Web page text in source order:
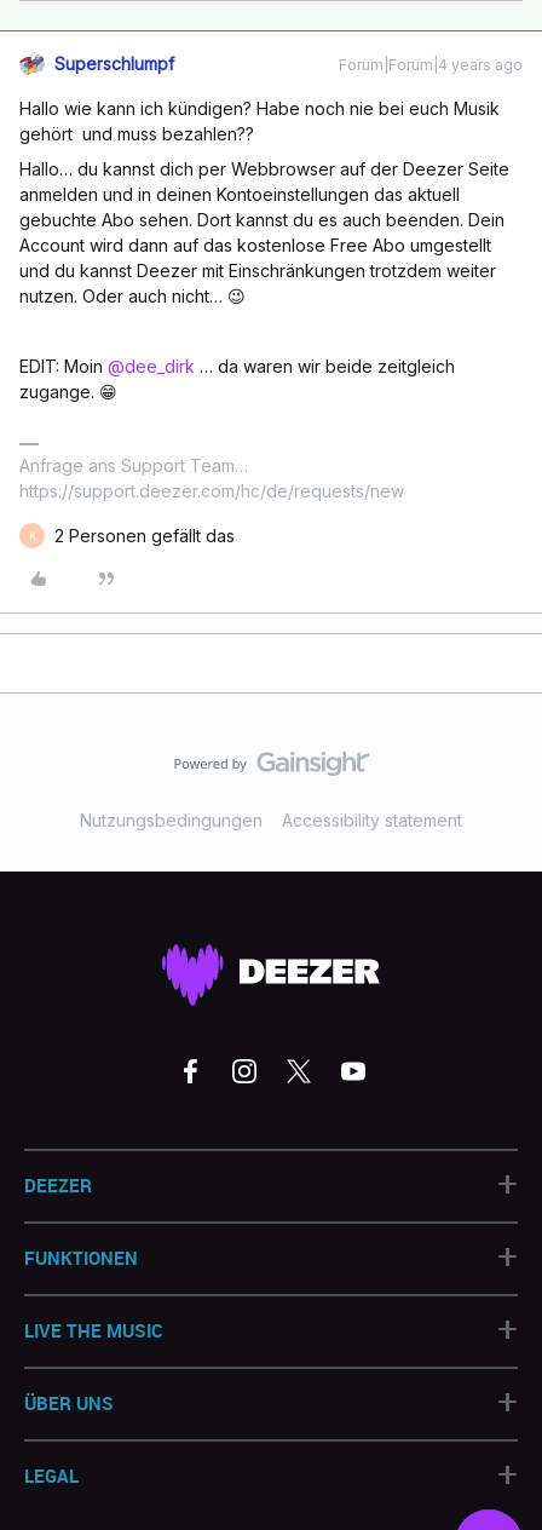
Superschlumpf Forum|Forum|4 years ago
Hallo wie kann ich kündigen? Habe noch nie bei euch Musik
gehört und muss bezahlen??
Hallo… du kannst dich per Webbrowser auf der Deezer Seite
anmelden und in deinen Kontoeinstellungen das aktuell
gebuchte Abo sehen. Dort kannst du es auch beenden. Dein
Account wird dann auf das kostenlose Free Abo umgestellt
und du kannst Deezer mit Einschränkungen trotzdem weiter
nutzen. Oder auch nicht… 😉
EDIT: Moin @dee_dirk … da waren wir beide zeitgleich
zugange. 😁
Anfrage ans Support Team…
https://support.deezer.com/hc/de/requests/new
K 2 Personen gefällt das
Nutzungsbedingungen Accessibility statement
DEEZER +
FUNKTIONEN +
LIVE THE MUSIC +
ÜBER UNS +
LEGAL +